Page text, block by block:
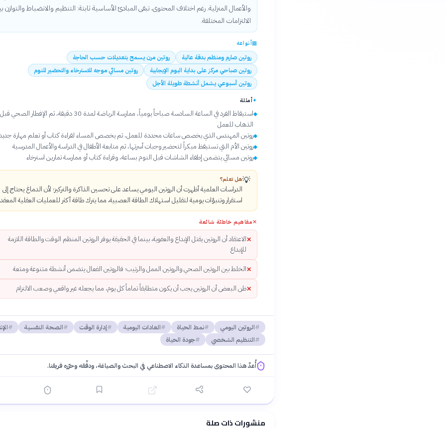
والأعمال المنزلية. رغم اختلاف المحتوى، تبقى المبادئ الأساسية ثابتة: التنظيم والانضباط والتوازن
الالتزامات المختلفة.
▦أنواعه
روتين صارم ومنظم بدقة عالية
روتين مرن يسمح بتعديلات حسب الحاجة
روتين صباحي مركز على بداية اليوم الإيجابية
روتين مسائي موجه للاسترخاء والتحضير للنوم
روتين أسبوعي يشمل أنشطة طويلة الأجل
✦أمثلة
◆
استيقاظ الفرد في الساعة السادسة صباحاً يومياً، ممارسة الرياضة لمدة 30 دقيقة، ثم الإفطار الصحي قبل
الذهاب للعمل
◆روتين المهندس الذي يخصص ساعات محددة للعمل، ثم يخصص المساء لقراءة كتاب أو تعلم مهارة
◆روتين الأم التي تستيقظ مبكراً لتحضير وجبات أسرتها، ثم متابعة الأطفال في الدراسة والأعمال المدرسية
◆روتين مسائي يتضمن إطفاء الشاشات قبل النوم بساعة، وقراءة كتاب أو ممارسة تمارين استرخاء
💡هل تعلم؟
الدراسات العلمية أظهرت أن الروتين اليومي يساعد على تحسين الذاكرة والتركيز؛ لأن الدماغ يحتاج إلى
استقرار وتنبؤات يومية لتقليل استهلاك الطاقة العصبية، مما يترك طاقة أكثر للعمليات العقلية
✕مفاهيم خاطئة شائعة
✕الاعتقاد أن الروتين يقتل الإبداع والعفوية، بينما في الحقيقة يوفر الروتين المنظم الوقت والطاقة اللازمة
للإبداع
✕الخلط بين الروتين الصحي والروتين الممل والرتيب؛ فالروتين الفعال يتضمن أنشطة متنوعة ومتعة
✕ظن البعض أن الروتين يجب أن يكون متطابقاً تماماً كل يوم، مما يجعله غير واقعي وصعب الالتزام
الروتين اليومي نمط الحياة العادات اليومية إدارة الوقت الصحة النفسية
التنظيم الشخصي
جودة الحياة
أُعدّ هذا المحتوى بمساعدة الذكاء الاصطناعي في البحث والصياغة، ودقّقه وحرّره فريقنا.
منشورات ذات صلة